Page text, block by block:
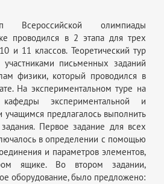
Всероссийской олимпиады
проводился в 2 этапа для трех
и 11 классов. Теоретический тур
письменных заданий
физики, который проводился в
На экспериментальном туре на
экспериментальной и
учащимся предлагалось выполнить
Первое задание для всех
в определении с помощью
и параметров элементов,
ящике. Во втором задании,
оборудование, было предложено: